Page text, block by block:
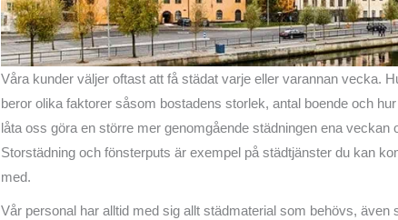
Våra kunder väljer oftast att få städat varje eller varannan vecka.
beror olika faktorer såsom bostadens storlek, antal boende och
låta oss göra en större mer genomgående städningen ena veckan
Storstädning och fönsterputs är exempel på städtjänster du kan
med.
Vår personal har alltid med sig allt städmaterial som behövs,